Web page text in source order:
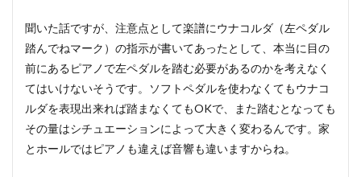
聞いた話ですが、注意点として楽譜にウナコルダ（左ペダル
踏んでねマーク）の指示が書いてあったとして、本当に目の
前にあるピアノで左ペダルを踏む必要があるのかを考えなく
てはいけないそうです。ソフトペダルを使わなくてもウナコ
ルダを表現出来れば踏まなくてもOKで、また踏むとなっても
その量はシチュエーションによって大きく変わるんです。家
とホールではピアノも違えば音響も違いますからね。